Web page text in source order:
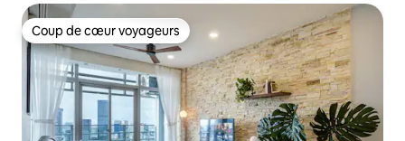
Coup de cœur voyageurs
Coup de cœur voyageurs